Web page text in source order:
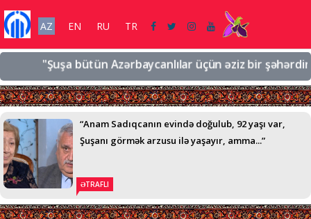
AZ EN RU TR
"Şuşa bütün Azərbaycanlılar üçün əziz bir
“Anam Sadıqcanın evində doğulub, 92 yaşı var,
Şuşanı görmək arzusu ilə yaşayır, amma...”
ƏTRAFLI